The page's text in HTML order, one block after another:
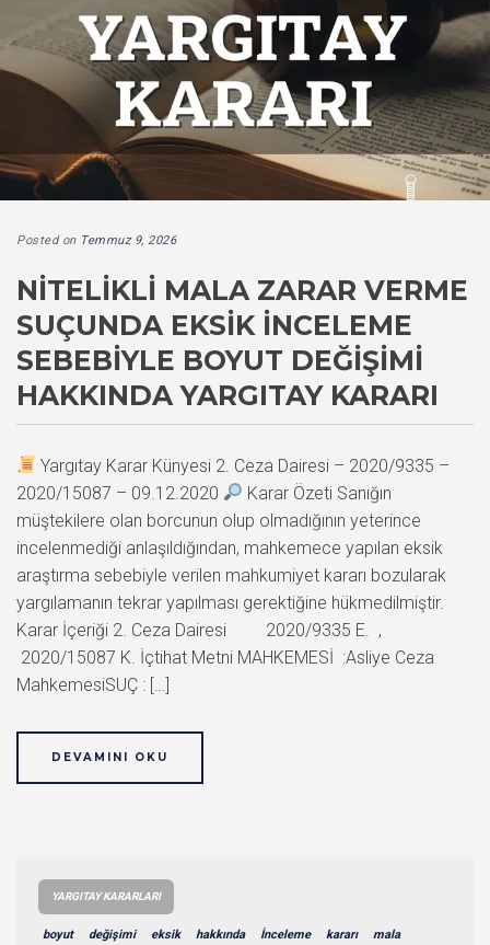
Posted on Temmuz 9, 2026
NITELIKLI MALA ZARAR VERME
SUÇUNDA EKSIK İNCELEME
SEBEBIYLE BOYUT DEĞIŞIMI
HAKKINDA YARGITAY KARARI
Yargıtay Karar Künyesi 2. Ceza Dairesi – 2020/9335 –
2020/15087 – 09.12.2020
Karar Özeti Sanığın
müştekilere olan borcunun olup olmadığının yeterince
incelenmediği anlaşıldığından, mahkemece yapılan eksik
araştırma sebebiyle verilen mahkumiyet kararı bozularak
yargılamanın tekrar yapılması gerektiğine hükmedilmiştir.
Karar İçeriği 2. Ceza Dairesi 2020/9335 E. ,
2020/15087 K. İçtihat Metni MAHKEMESİ :Asliye Ceza
MahkemesiSUÇ : […]
DEVAMINI OKU
YARGITAY KARARLARI
boyut değişimi eksik hakkında İnceleme kararı mala